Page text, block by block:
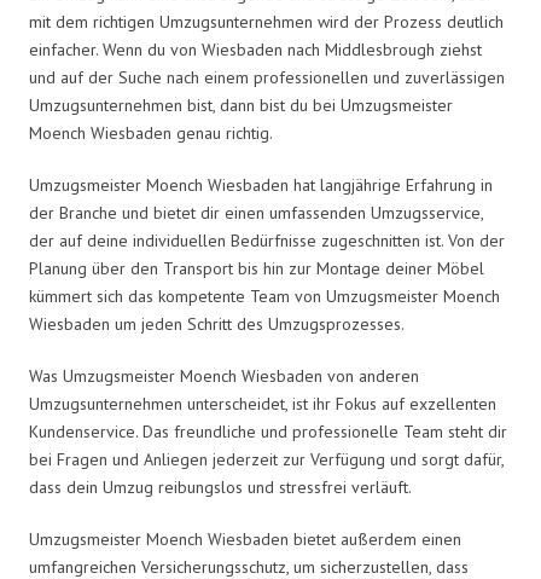
mit dem richtigen Umzugsunternehmen wird der Prozess deutlich
einfacher. Wenn du von Wiesbaden nach Middlesbrough ziehst
und auf der Suche nach einem professionellen und zuverlässigen
Umzugsunternehmen bist, dann bist du bei Umzugsmeister
Moench Wiesbaden genau richtig.
Umzugsmeister Moench Wiesbaden hat langjährige Erfahrung in
der Branche und bietet dir einen umfassenden Umzugsservice,
der auf deine individuellen Bedürfnisse zugeschnitten ist. Von der
Planung über den Transport bis hin zur Montage deiner Möbel
kümmert sich das kompetente Team von Umzugsmeister Moench
Wiesbaden um jeden Schritt des Umzugsprozesses.
Was Umzugsmeister Moench Wiesbaden von anderen
Umzugsunternehmen unterscheidet, ist ihr Fokus auf exzellenten
Kundenservice. Das freundliche und professionelle Team steht dir
bei Fragen und Anliegen jederzeit zur Verfügung und sorgt dafür,
dass dein Umzug reibungslos und stressfrei verläuft.
Umzugsmeister Moench Wiesbaden bietet außerdem einen
umfangreichen Versicherungsschutz, um sicherzustellen, dass